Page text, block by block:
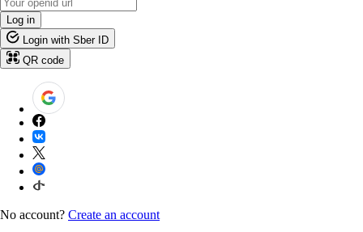
Log in
Login with Sber ID
QR code
No account? Create an account